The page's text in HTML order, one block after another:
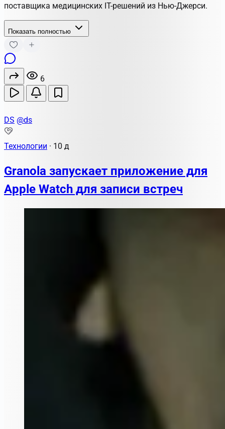
поставщика медицинских IT-решений из Нью-Джерси.
Показать полностью
6
DS @ds
Технологии · 10 д
Granola запускает приложение для
Apple Watch для записи встреч